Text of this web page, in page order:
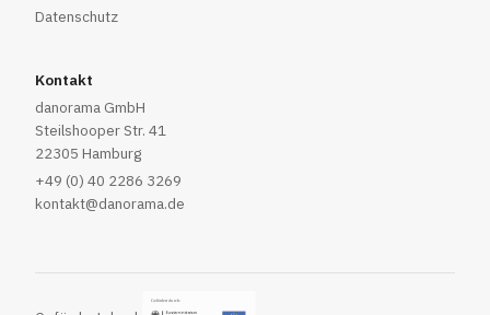
Datenschutz
Kontakt
danorama GmbH
Steilshooper Str. 41
22305 Hamburg
+49 (0) 40 2286 3269
kontakt@danorama.de